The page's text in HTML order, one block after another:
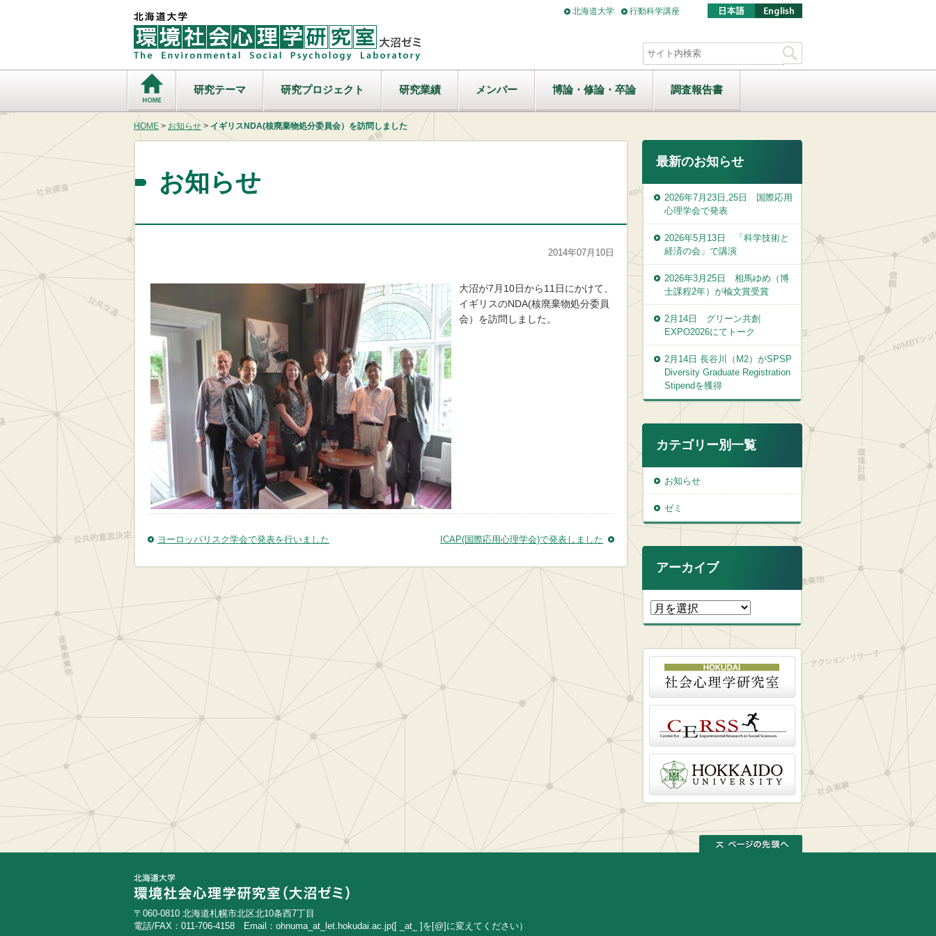
北海道大学 行動科学講座
研究テーマ 研究プロジェクト 研究業績 メンバー 博論・修論・卒論 調査報告書
HOME > お知らせ > イギリスNDA(核廃棄物処分委員会）を訪問しました
お知らせ
2014年07月10日
大沼が7月10日から11日にかけて、
イギリスのNDA(核廃棄物処分委員
会）を訪問しました。
ヨーロッパリスク学会で発表を行いました ICAP(国際応用心理学会)で発表しました
最新のお知らせ
2026年7月23日,25日 国際応用
心理学会で発表
2026年5月13日 「科学技術と
経済の会」で講演
2026年3月25日 相馬ゆめ（博
士課程2年）が楡文賞受賞
2月14日 グリーン共創
EXPO2026にてトーク
2月14日 長谷川（M2）がSPSP
Diversity Graduate Registration
Stipendを獲得
カテゴリー別一覧
お知らせ
ゼミ
アーカイブ
〒060-0810 北海道札幌市北区北10条西7丁目
電話/FAX：011-706-4158 Email： ohnuma_at_let.hokudai.ac.jp([ _at_ ]を[@]に変えてください）
ページの先頭へ